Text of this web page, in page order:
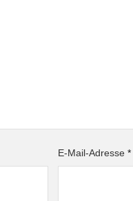
E-Mail-Adresse *